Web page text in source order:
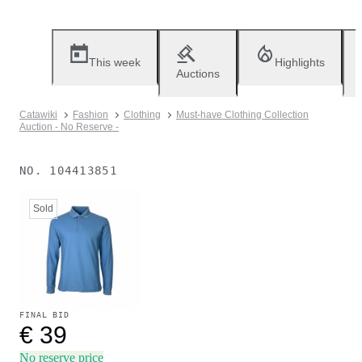
This week
Auctions
Highlights
Catawiki Fashion Clothing
Must-have Clothing Collection
Auction - No Reserve -
NO. 104413851
Sold
FINAL BID
€ 39
No reserve price